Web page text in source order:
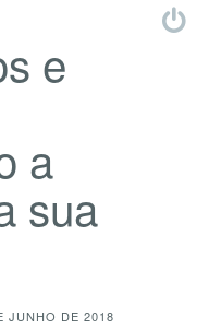
e
a
sua
JUNHO DE 2018